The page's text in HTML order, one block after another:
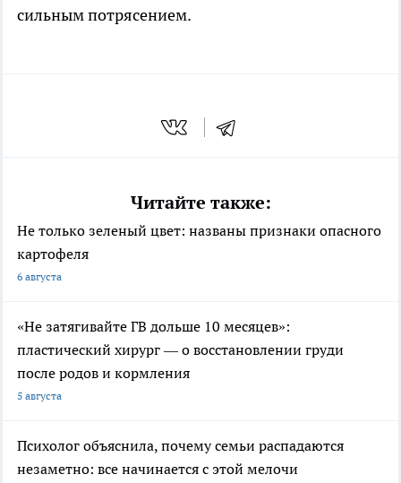
сильным потрясением.
Читайте также:
Не только зеленый цвет: названы признаки опасного
картофеля
6 августа
«Не затягивайте ГВ дольше 10 месяцев»:
пластический хирург — о восстановлении груди
после родов и кормления
5 августа
Психолог объяснила, почему семьи распадаются
незаметно: все начинается с этой мелочи